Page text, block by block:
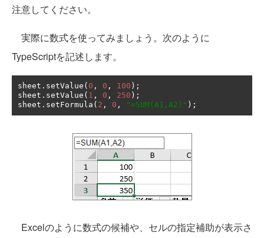
注意してください。
実際に数式を使ってみましょう。次のように
TypeScriptを記述します。
sheet . setValue ( 0 , 0 , 100 );
sheet . setValue ( 1 , 0 , 250 );
sheet . setFormula ( 2 , 0 , "=SUM(A1,A2)" );
Excelのように数式の候補や、セルの指定補助が表示さ